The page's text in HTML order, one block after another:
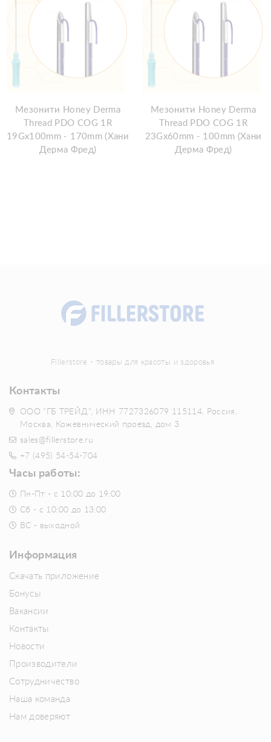
Мезонити Honey Derma
Thread PDO COG 1R
19Gx100mm - 170mm (Хани
Дерма Фред)
Мезонити Honey Derma
Thread PDO COG 1R
23Gx60mm - 100mm (Хани
Дерма Фред)
Fillerstore - товары для красоты и здоровья
Контакты
ООО "ГБ ТРЕЙД", ИНН 7727326079 115114, Россия,
Москва, Кожевнический проезд, дом 3
sales@fillerstore.ru
+7 (495) 54-54-704
Часы работы:
Пн-Пт - с 10:00 до 19:00
Сб - с 10:00 до 13:00
ВС - выходной
Информация
Скачать приложение
Бонусы
Вакансии
Контакты
Новости
Производители
Сотрудничество
Наша команда
Нам доверяют